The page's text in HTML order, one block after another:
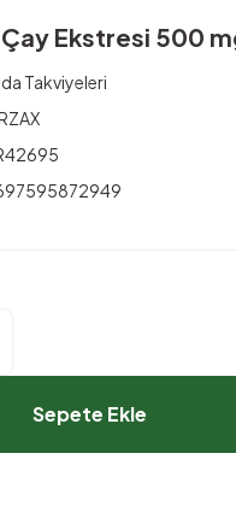
Ekstresi 500
Takviyeleri
Sepete Ekle